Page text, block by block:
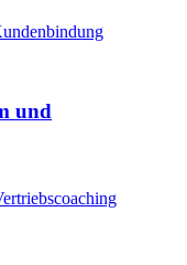
und